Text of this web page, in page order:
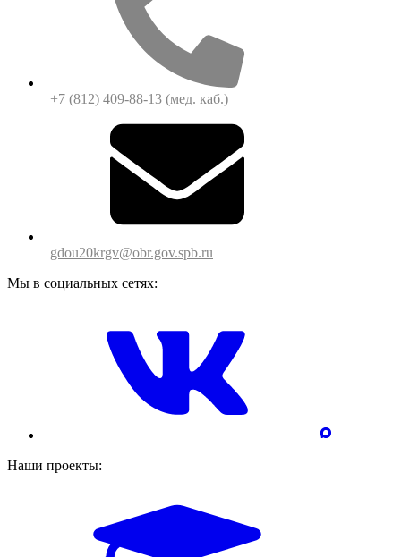
+7 (812) 409-88-13 (мед. каб.)
gdou20krgv@obr.gov.spb.ru
Мы в социальных сетях:
Наши проекты: